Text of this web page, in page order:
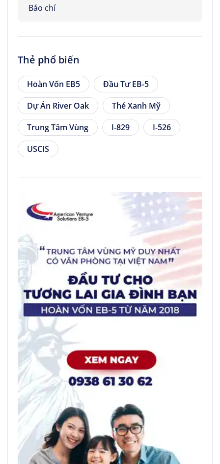
Báo chí
Thẻ phổ biến
Hoàn Vốn EB5
Đầu Tư EB-5
Dự Án River Oak
Thẻ Xanh Mỹ
Trung Tâm Vùng
I-829
I-526
USCIS